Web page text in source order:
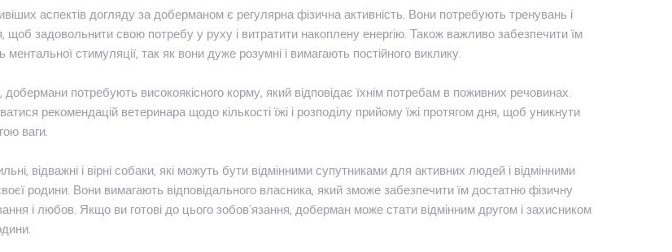
аспектів догляду за доберманом є регулярна фізична активність. Вони потребують тренувань і
щоб задовольнити свою потребу у руху і витратити накоплену енергію. Також важливо забезпечити їм
ментальної стимуляції, так як вони дуже розумні і вимагають постійного виклику.
потребують високоякісного корму, який відповідає їхнім потребам в поживних речовинах.
рекомендацій ветеринара щодо кількості їжі і розподілу прийому їжі протягом дня, щоб уникнути
ваги.
відважні і вірні собаки, які можуть бути відмінними супутниками для активних людей і відмінними
родини. Вони вимагають відповідального власника, який зможе забезпечити їм достатню фізичну
і любов. Якщо ви готові до цього зобов'язання, доберман може стати відмінним другом і захисником